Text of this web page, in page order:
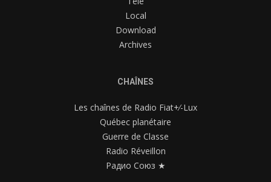
Local
Download
Archives
CHAÎNES
Les chaînes de Radio Fiat+⁄-Lux
Québec planétaire
Guerre de Classe
Radio Réveillon
Радио Союз ★